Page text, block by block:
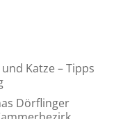
Katze – Tipps
Dörflinger